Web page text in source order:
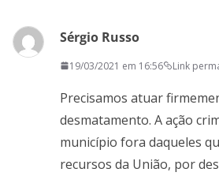
Sérgio Russo
19/03/2021 em 16:56 Link
Precisamos atuar
desmatamento. A ação
município fora daqueles
recursos da União, por